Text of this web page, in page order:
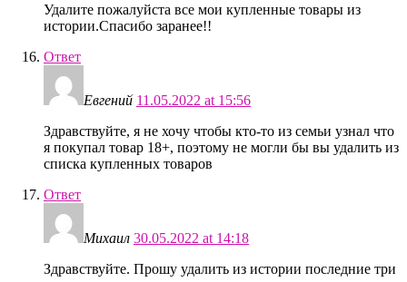
Удалите пожалуйста все мои купленные товары из
истории.Спасибо заранее!!
Ответ
Евгений 11.05.2022 at 15:56
Здравствуйте, я не хочу чтобы кто-то из семьи узнал что
я покупал товар 18+, поэтому не могли бы вы удалить из
списка купленных товаров
Ответ
Михаил 30.05.2022 at 14:18
Здравствуйте. Прошу удалить из истории последние три